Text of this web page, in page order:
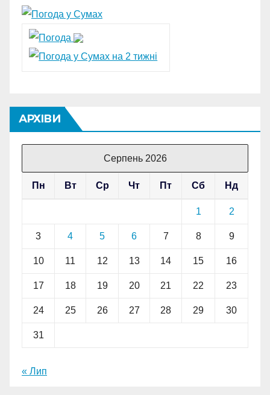
АРХІВИ
Серпень 2026
Пн Вт Ср Чт Пт Сб Нд
1 2
3 4 5 6 7 8 9
10 11 12 13 14 15 16
17 18 19 20 21 22 23
24 25 26 27 28 29 30
31
« Лип